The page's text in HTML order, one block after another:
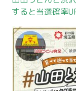
すると当選確率